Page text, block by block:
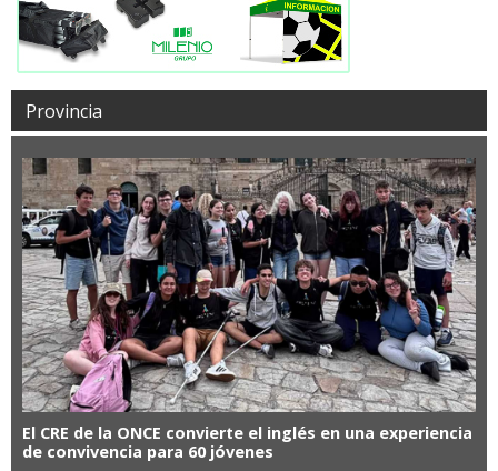
Provincia
El CRE de la ONCE convierte el inglés en una experiencia
de convivencia para 60 jóvenes